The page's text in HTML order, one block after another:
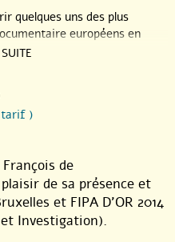
quelques uns des plus
européens en
ou programmateur.
partager avec vous.
tarif )
de
de sa présence et
et FIPA D’OR 2014
Investigation).